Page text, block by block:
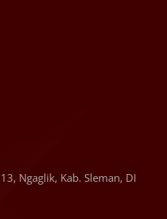
Ngaglik, Kab. Sleman, DI